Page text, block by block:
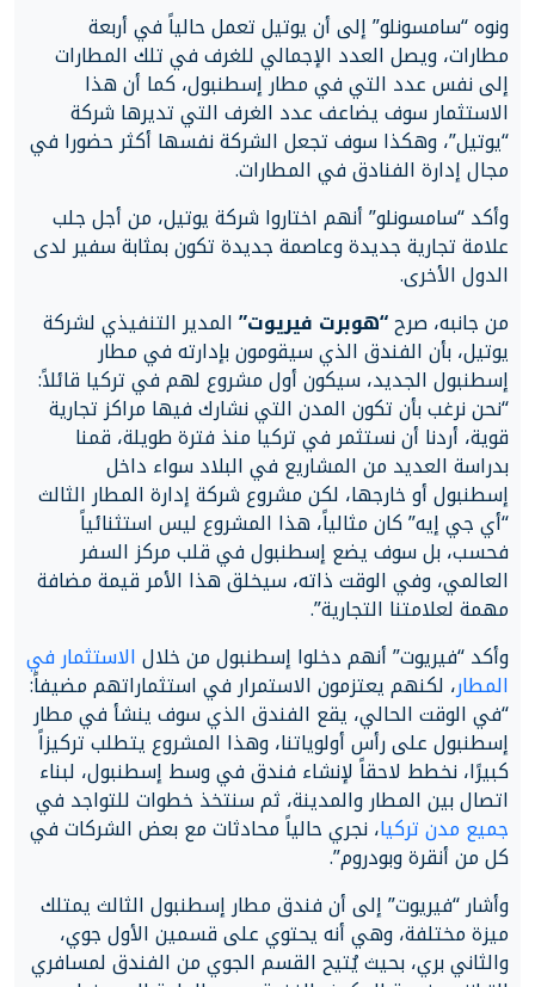
ونوه “سامسونلو” إلى أن يوتيل تعمل حالياً في أربعة
مطارات، ويصل العدد الإجمالي للغرف في تلك المطارات
إلى نفس عدد التي في مطار إسطنبول، كما أن هذا
الاستثمار سوف يضاعف عدد الغرف التي تديرها شركة
“يوتيل”، وهكذا سوف تجعل الشركة نفسها أكثر حضورا في
مجال إدارة الفنادق في المطارات.
وأكد “سامسونلو” أنهم اختاروا شركة يوتيل، من أجل جلب
علامة تجارية جديدة وعاصمة جديدة تكون بمثابة سفير لدى
الدول الأخرى.
من جانبه، صرح“هوبرت فيريوت”المدير التنفيذي لشركة
يوتيل، بأن الفندق الذي سيقومون بإدارته في مطار
إسطنبول الجديد، سيكون أول مشروع لهم في تركيا قائلاً:
“نحن نرغب بأن تكون المدن التي نشارك فيها مراكز تجارية
قوية، أردنا أن نستثمر في تركيا منذ فترة طويلة، قمنا
بدراسة العديد من المشاريع في البلاد سواء داخل
إسطنبول أو خارجها، لكن مشروع شركة إدارة المطار الثالث
“أي جي إيه” كان مثالياً، هذا المشروع ليس استثنائياً
فحسب، بل سوف يضع إسطنبول في قلب مركز السفر
العالمي، وفي الوقت ذاته، سيخلق هذا الأمر قيمة مضافة
مهمة لعلامتنا التجارية”.
وأكد “فيريوت” أنهم دخلوا إسطنبول من خلالالاستثمار في
المطار، لكنهم يعتزمون الاستمرار في استثماراتهم مضيفاً:
“في الوقت الحالي، يقع الفندق الذي سوف ينشأ في مطار
إسطنبول على رأس أولوياتنا، وهذا المشروع يتطلب تركيزاً
كبيرًا، نخطط لاحقاً لإنشاء فندق في وسط إسطنبول، لبناء
اتصال بين المطار والمدينة، ثم سنتخذ خطوات للتواجد في
جميع مدن تركيا، نجري حالياً محادثات مع بعض الشركات في
كل من أنقرة وبودروم”.
وأشار “فيريوت” إلى أن فندق مطار إسطنبول الثالث يمتلك
ميزة مختلفة، وهي أنه يحتوي على قسمين الأول جوي،
والثاني بري، بحيث يُتيح القسم الجوي من الفندق لمسافري